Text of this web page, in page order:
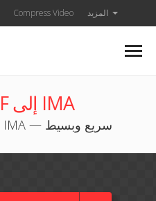
Compress Video المزيد
محول AIFF إلى IMA
تحويل صوت AIFF إلى IMA — سريع وبسيط